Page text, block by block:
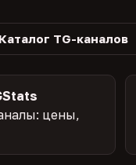
TG-каналов
цены,